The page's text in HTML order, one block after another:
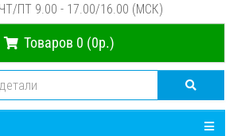
ПТ 9.00 - 17.00/16.00 (МСК)
Товаров 0 (0р.)